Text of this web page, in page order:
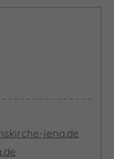
jena.de